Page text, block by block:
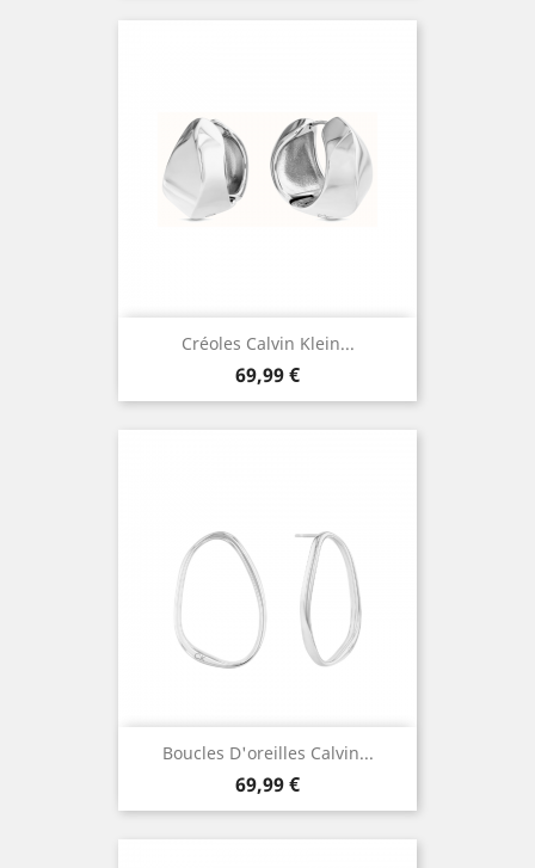
Créoles Calvin Klein...
Prix
69,99 €
Boucles D'oreilles Calvin...
Prix
69,99 €